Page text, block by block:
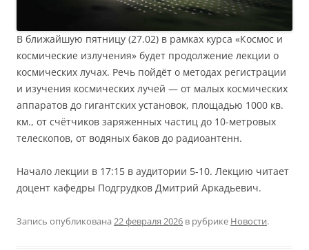
В ближайшую пятницу (27.02) в рамках курса «Космос и
космические излучения» будет продолжение лекции о
космических лучах. Речь пойдёт о методах регистрации
и изучения космических лучей — от малых космических
аппаратов до гигантских установок, площадью 1000 кв.
км., от счётчиков заряженных частиц до 10-метровых
телескопов, от водяных баков до радиоантенн.
Начало лекции в 17:15 в аудитории 5-10. Лекцию читает
доцент кафедры Подгрудков Дмитрий Аркадьевич.
Запись опубликована 22 февраля 2026 в рубрике Новости.